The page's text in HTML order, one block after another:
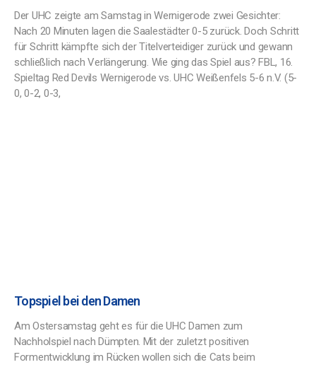
Der UHC zeigte am Samstag in Wernigerode zwei Gesichter:
Nach 20 Minuten lagen die Saalestädter 0-5 zurück. Doch Schritt
für Schritt kämpfte sich der Titelverteidiger zurück und gewann
schließlich nach Verlängerung. Wie ging das Spiel aus? FBL, 16.
Spieltag Red Devils Wernigerode vs. UHC Weißenfels 5-6 n.V. (5-
0, 0-2, 0-3,
Topspiel bei den Damen
Am Ostersamstag geht es für die UHC Damen zum
Nachholspiel nach Dümpten. Mit der zuletzt positiven
Formentwicklung im Rücken wollen sich die Cats beim